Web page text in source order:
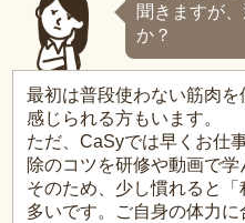
聞きますが
か？
最初は普段使わない筋肉
感じられる方もいます。
ただ、CaSyでは早くお仕
除のコツを研修や動画で学
そのため、少し慣れると
多いです。ご自身の体力に